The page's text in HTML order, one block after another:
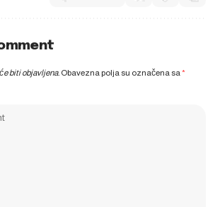
biti objavljena. Obavezna polja su označena sa*